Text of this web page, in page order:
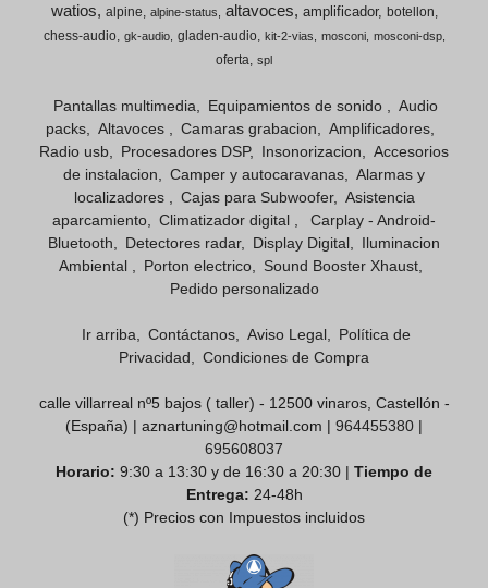
watios
alpine alpine-status altavoces amplificador
botellon
chess-audio
gk-audio gladen-audio kit-2-vias mosconi mosconi-dsp
oferta spl
Pantallas multimedia Equipamientos de sonido
Audio
packs
Altavoces Camaras grabacion
Amplificadores
Radio usb
Procesadores DSP Insonorizacion
Accesorios
de instalacion
Camper y autocaravanas
Alarmas y
localizadores
Cajas para Subwoofer
Asistencia
aparcamiento
Climatizador digital
Carplay - Android-
Bluetooth
Detectores radar Display Digital
Iluminacion
Ambiental
Porton electrico
Sound Booster Xhaust
Pedido personalizado
Ir arriba Contáctanos Aviso Legal
Política de
Privacidad
Condiciones de Compra
calle villarreal nº5 bajos ( taller) - 12500 vinaros, Castellón -
(España) | aznartuning@hotmail.com | 964455380 |
695608037
Horario: 9:30 a 13:30 y de 16:30 a 20:30 | Tiempo de
Entrega: 24-48h
(*) Precios con Impuestos incluidos